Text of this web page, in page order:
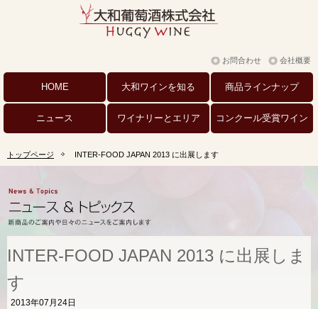
会社概要
お問合わせ
HOME 大和ワインを知る 商品ラインナップ
ニュース ワイナリーと エリア コンクール受賞ワイン
トップページ INTER-FOOD JAPAN 2013 に出展します
INTER-FOOD JAPAN 2013 に出展しま
す
2013年07月24日